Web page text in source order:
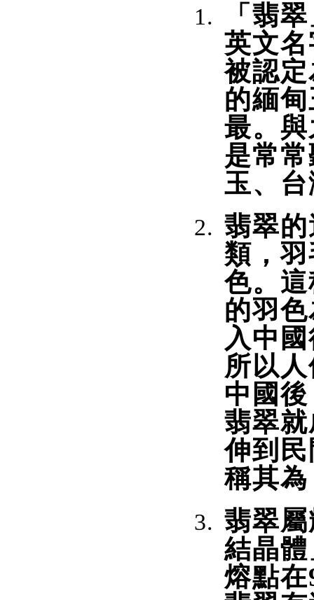
「翡
英文
被認
的緬
最。
是常
玉、
翡翠
類，
色。
的羽
入中
所以
中國
翡翠
伸到
稱其
翡翠
結晶
熔點